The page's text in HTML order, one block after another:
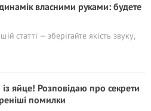
власними руками: будете
статті — зберігайте якість звуку,